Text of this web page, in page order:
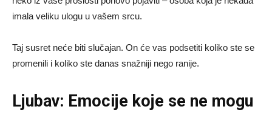
imala veliku ulogu u vašem srcu.
Taj susret neće biti slučajan. On će vas podsetiti koliko ste se
promenili i koliko ste danas snažniji nego ranije.
Ljubav: Emocije koje se ne mogu